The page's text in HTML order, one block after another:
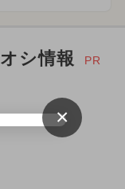
シ情報 PR
×